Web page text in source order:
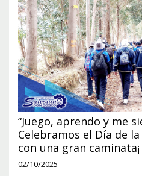
“Juego, aprendo y me
Celebramos el Día de
con una gran caminata¡
02/10/2025